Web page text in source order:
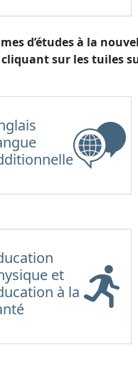
d’études à la
sur les tuiles
et
à la